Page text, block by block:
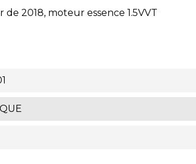
2018, moteur essence 1.5VVT